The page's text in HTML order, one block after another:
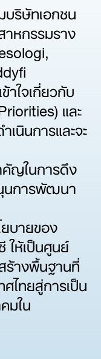
ริษัทเอกชน
หกรรมราง
ใจเกี่ยวกับ
และ
เนินการและจะ
ญในการดึง
นการพัฒนา
บายของ
ห้เป็นศูนย์
ร้างพื้นฐานที่
ไทยสู่การเป็น
มใน